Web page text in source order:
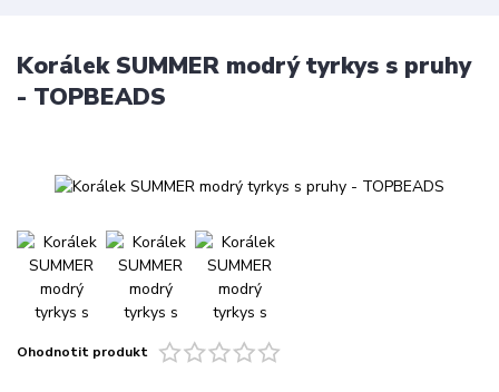
Korálek SUMMER modrý tyrkys s pruhy
- TOPBEADS
Ohodnotit produkt